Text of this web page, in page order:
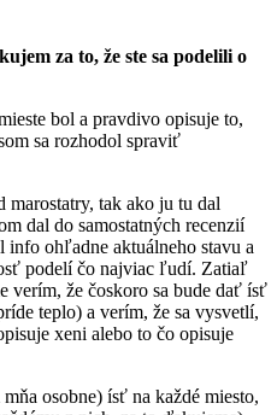
za to, že ste sa podelili o
bol a pravdivo opisuje to,
sa rozhodol spraviť
marostatry, tak ako ju tu dal
dal do samostatných recenzií
info ohľadne aktuálneho stavu a
podelí čo najviac ľudí. Zatiaľ
verím, že čoskoro sa bude dať ísť
teplo) a verím, že sa vysvetlí,
xeni alebo to čo opisuje
osobne) ísť na každé miesto,